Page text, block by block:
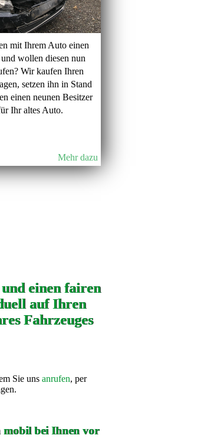
mit Ihrem Auto einen
wollen diesen nun
Wir kaufen Ihren
setzen ihn in Stand
einen neunen Besitzer
Ihr altes Auto.
Mehr dazu
einen fairen
auf Ihren
Fahrzeuges
Sie uns anrufen, per
mobil bei Ihnen vor